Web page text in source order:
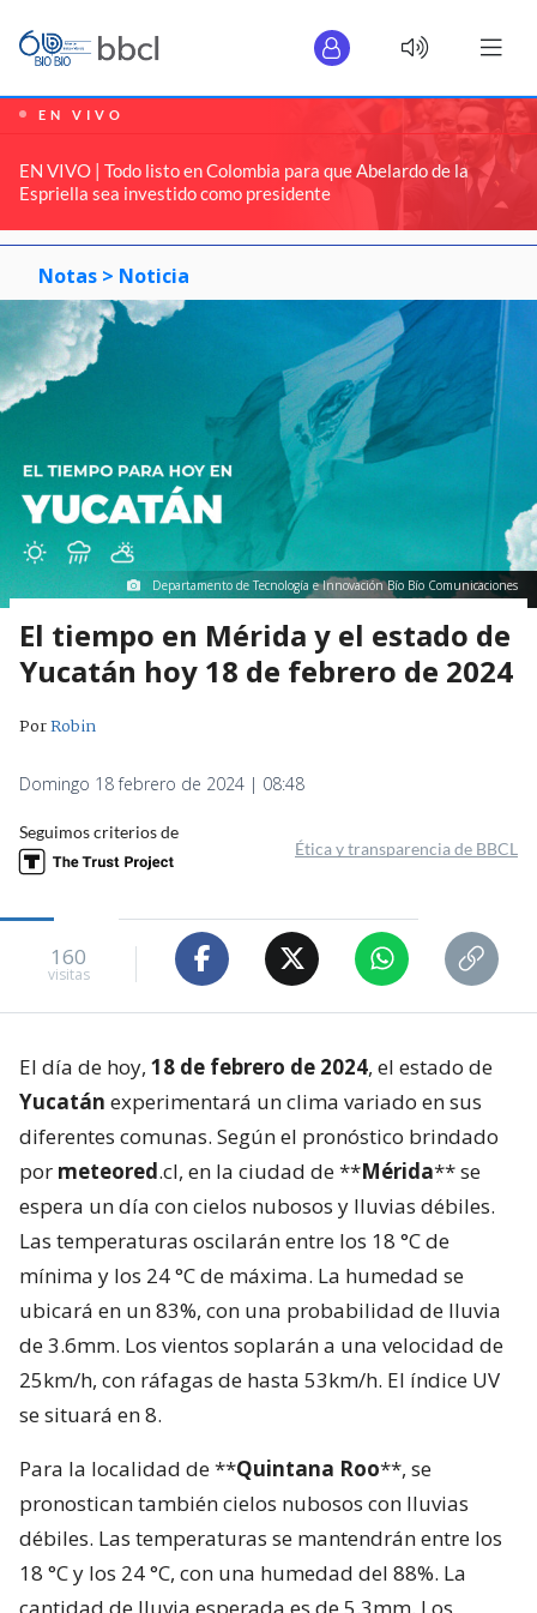
EN VIVO
EN VIVO | Todo listo en Colombia para que Abelardo de la
Espriella sea investido como presidente
Notas > Noticia
Departamento de Tecnología e Innovación Bío Bío Comunicaciones
El tiempo en Mérida y el estado de
Yucatán hoy 18 de febrero de 2024
PorRobin
Domingo 18 febrero de 2024 | 08:48
Seguimos criterios de
Ética y transparencia de BBCL
160
visitas
El día de hoy, 18 de febrero de 2024, el estado de
Yucatán experimentará un clima variado en sus
diferentes comunas. Según el pronóstico brindado
por meteored.cl, en la ciudad de **Mérida** se
espera un día con cielos nubosos y lluvias débiles.
Las temperaturas oscilarán entre los 18 °C de
mínima y los 24 °C de máxima. La humedad se
ubicará en un 83%, con una probabilidad de lluvia
de 3.6mm. Los vientos soplarán a una velocidad de
25km/h, con ráfagas de hasta 53km/h. El índice UV
se situará en 8.
Para la localidad de **Quintana Roo**, se
pronostican también cielos nubosos con lluvias
débiles. Las temperaturas se mantendrán entre los
18 °C y los 24 °C, con una humedad del 88%. La
cantidad de lluvia esperada es de 5.3mm. Los